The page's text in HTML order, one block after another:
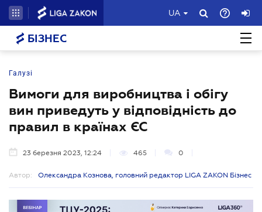
UA
БІЗНЕС
Галузі
Вимоги для виробництва і обігу
вин приведуть у відповідність до
правил в країнах ЄС
23 березня 2023, 12:24 465 0
Автор: Олександра Кознова, головний редактор LIGA ZAKON Бізнес